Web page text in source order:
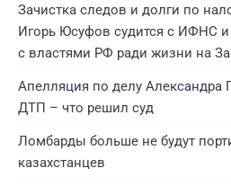
Зачистка следов и долги по
Игорь Юсуфов судится с ИФНС и
с властями РФ ради жизни на
Апелляция по делу Александра
ДТП – что решил суд
Ломбарды больше не будут
казахстанцев